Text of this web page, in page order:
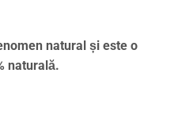
natural și este o
naturală.